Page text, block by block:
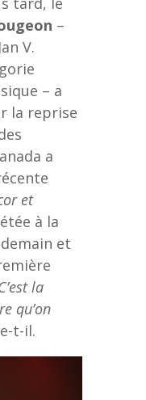
–
V.
– a
la reprise
a
et
à la
et
la
qu’on
t-il.